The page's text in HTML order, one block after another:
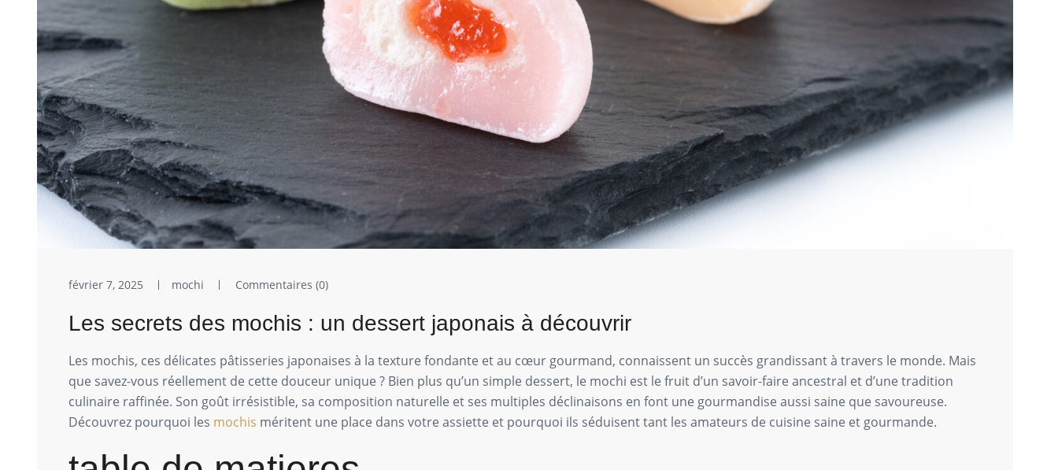
février 7, 2025 mochi Commentaires (0)
Les secrets des mochis : un dessert japonais à découvrir
Les mochis, ces délicates pâtisseries japonaises à la texture fondante et au cœur gourmand, connaissent un succès grandissant à travers le monde. Mais
que savez-vous réellement de cette douceur unique ? Bien plus qu’un simple dessert, le mochi est le fruit d’un savoir-faire ancestral et d’une tradition
culinaire raffinée. Son goût irrésistible, sa composition naturelle et ses multiples déclinaisons en font une gourmandise aussi saine que savoureuse.
Découvrez pourquoi les mochis méritent une place dans votre assiette et pourquoi ils séduisent tant les amateurs de cuisine saine et gourmande.